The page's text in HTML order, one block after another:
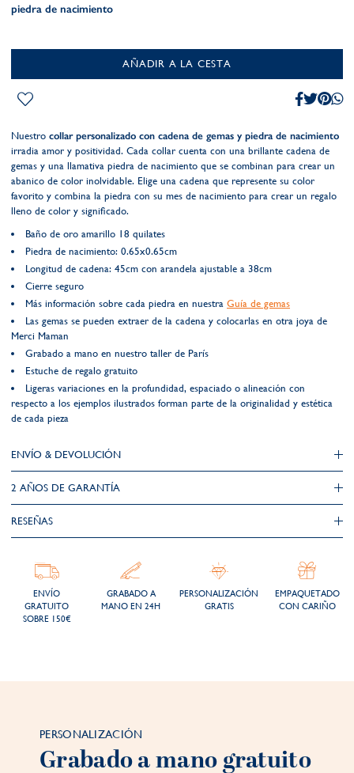
piedra de nacimiento
AÑADIR A LA CESTA
Nuestro collar personalizado con cadena de gemas y piedra de nacimiento
irradia amor y positividad. Cada collar cuenta con una brillante cadena de
gemas y una llamativa piedra de nacimiento que se combinan para crear un
abanico de color inolvidable. Elige una cadena que represente su color
favorito y combina la piedra con su mes de nacimiento para crear un regalo
lleno de color y significado.
Baño de oro amarillo 18 quilates
Piedra de nacimiento: 0.65x0.65cm
Longitud de cadena: 45cm con arandela ajustable a 38cm
Cierre seguro
Más información sobre cada piedra en nuestra Guía de gemas
Las gemas se pueden extraer de la cadena y colocarlas en otra joya de
Merci Maman
Grabado a mano en nuestro taller de París
Estuche de regalo gratuito
Ligeras variaciones en la profundidad, espaciado o alineación con
respecto a los ejemplos ilustrados forman parte de la originalidad y estética
de cada pieza
ENVÍO & DEVOLUCIÓN
2 AÑOS DE GARANTÍA​
RESEÑAS
ENVÍO
GRATUITO
SOBRE 150€
GRABADO A
MANO EN 24H
PERSONALIZACIÓN
GRATIS
EMPAQUETADO
CON CARIÑO
PERSONALIZACIÓN
Grabado a mano gratuito